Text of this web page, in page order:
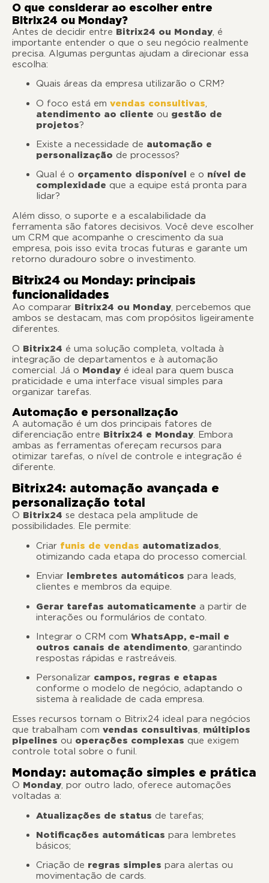
O que considerar ao escolher entre
Bitrix24 ou Monday?
Antes de decidir entre Bitrix24 ou Monday, é
importante entender o que o seu negócio realmente
precisa. Algumas perguntas ajudam a direcionar essa
escolha:
Quais áreas da empresa utilizarão o CRM?
O foco está em vendas consultivas,
atendimento ao cliente ou gestão de
projetos?
Existe a necessidade de automação e
personalização de processos?
Qual é o orçamento disponível e o nível de
complexidade que a equipe está pronta para
lidar?
Além disso, o suporte e a escalabilidade da
ferramenta são fatores decisivos. Você deve escolher
um CRM que acompanhe o crescimento da sua
empresa, pois isso evita trocas futuras e garante um
retorno duradouro sobre o investimento.
Bitrix24 ou Monday: principais
funcionalidades
Ao comparar Bitrix24 ou Monday, percebemos que
ambos se destacam, mas com propósitos ligeiramente
diferentes.
O Bitrix24 é uma solução completa, voltada à
integração de departamentos e à automação
comercial. Já o Monday é ideal para quem busca
praticidade e uma interface visual simples para
organizar tarefas.
Automação e personalização
A automação é um dos principais fatores de
diferenciação entre Bitrix24 e Monday. Embora
ambas as ferramentas ofereçam recursos para
otimizar tarefas, o nível de controle e integração é
diferente.
Bitrix24: automação avançada e
personalização total
O Bitrix24 se destaca pela amplitude de
possibilidades. Ele permite:
Criar funis de vendas automatizados,
otimizando cada etapa do processo comercial.
Enviar lembretes automáticos para leads,
clientes e membros da equipe.
Gerar tarefas automaticamente a partir de
interações ou formulários de contato.
Integrar o CRM com WhatsApp, e-mail e
outros canais de atendimento, garantindo
respostas rápidas e rastreáveis.
Personalizar campos, regras e etapas
conforme o modelo de negócio, adaptando o
sistema à realidade de cada empresa.
Esses recursos tornam o Bitrix24 ideal para negócios
que trabalham com vendas consultivas, múltiplos
pipelines ou operações complexas que exigem
controle total sobre o funil.
Monday: automação simples e prática
O Monday, por outro lado, oferece automações
voltadas a:
Atualizações de status de tarefas;
Notificações automáticas para lembretes
básicos;
Criação de regras simples para alertas ou
movimentação de cards.